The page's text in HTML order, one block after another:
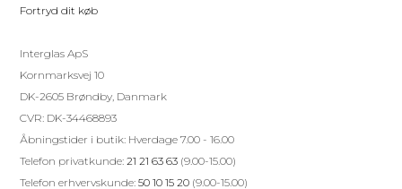
Fortryd dit køb
Interglas ApS
Kornmarksvej 10
DK-2605 Brøndby, Danmark
CVR: DK-34468893
Åbningstider i butik: Hverdage 7.00 - 16.00
Telefon privatkunde:21 21 63 63 (9.00-15.00)
Telefon erhvervskunde:50 10 15 20 (9.00-15.00)